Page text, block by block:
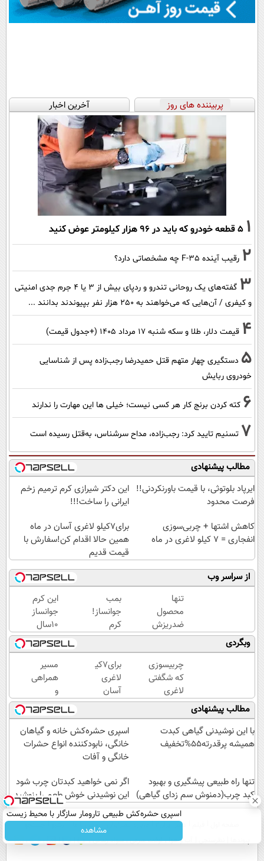
پربیننده های روز آخرین اخبار
1 ۵ قطعه خودرو که باید در ۹۶ هزار کیلومتر عوض کنید
2 رقیب آینده F-35 چه مشخصاتی دارد؟
3
گفته‌های یک روحانی تندرو و ردپای بیش از ۳ یا ۴ جرم جدی امنیتی
و کیفری / آن‌هایی که می‌خواهند به ۲۵۰ هزار نفر بپیوندند بدانند ...
4 قیمت دلار، طلا و سکه شنبه ۱۷ مرداد ۱۴۰۵ (+جدول قیمت)
5 دستگیری چهار متهم قتل حمیدرضا رجب‌زاده پس از شناسایی
خودروی ربایش
6 کته کردن برنج کار هر کسی نیست؛ خیلی ها این مهارت را ندارند
7 تسنیم تایید کرد: رجب‌زاده، مداح سرشناس، به‌قتل رسیده است
مطالب پیشنهادی
ایرپاد بلوتوثی، با قیمت باورنکردنی!!
فرصت محدود
این دکتر شیرازی کرم ترمیم زخم
ایرانی را ساخت!!!
کاهش اشتها + چربی‌سوزی
انفجاری = ۷ کیلو لاغری در ماه
برای7کیلو لاغری آسان در ماه
همین حالا اقدام کن!سفارش با
قیمت قدیم
از سراسر وب
تنها
محصول
ضدریزش
موی
ایرانی که
بیش از
98%رضایت
مشتری
دارد
بمب
جوانساز!
کرم
بوتاکس
جلبک
اسپیرولینا50%تخفیف
این کرم
جوانساز
10سال
سنتو
کم
میکنه
(با
تخفیف
ویژه)
وبگردی
چربیسوزی
که شگفتی
لاغری
آسان را
رقم زد!
برای7کیلو
لاغری
آسان
در ماه
همین
حالا
اقدام
کن!
با
قیمت
قدیم
مسیر
همراهی
و
گزارش
عملکرد
گروه
اسنپ
مطالب پیشنهادی
با این نوشیدنی گیاهی کبدت
همیشه پرقدرته55%تخفیف
اسپری حشره‌کش خانه و گیاهان
خانگی، نابودکننده انواع حشرات
خانگی و آفات
تنها راه طبیعی پیشگیری و بهبود
کبد چرب(دمنوش سم زدای گیاهی)
اگر نمی خواهید کبدتان چرب شود
این نوشیدنی خوش طعم را بنوشید
اسپری حشره‌کش طبیعی تارومار سازگار با محیط زیست
و با محافظت طبیعی
مشاهده عصر ایران۲ تماس با ما
آب و هوا اوقات شرعی سواد زندگی